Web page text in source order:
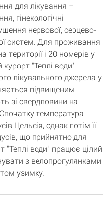
для лікування –
гінекологічні
нервової, серцево-
систем. Для проживання
території і 20 номерів у
"Теплі води"
лікувального джерела у
підвищеним
зі свердловини на
температура
Цельсія, однак потім її
що прийнятно для
"Теплі води" працює цілий
з велопрогулянками
узимку.